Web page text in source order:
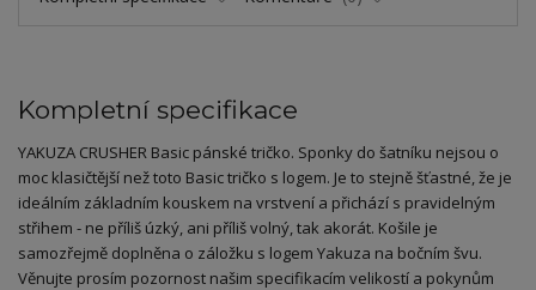
Kompletní specifikace
YAKUZA CRUSHER Basic pánské tričko. Sponky do šatníku nejsou o
moc klasičtější než toto Basic tričko s logem. Je to stejně šťastné, že je
ideálním základním kouskem na vrstvení a přichází s pravidelným
střihem - ne příliš úzký, ani příliš volný, tak akorát. Košile je
samozřejmě doplněna o záložku s logem Yakuza na bočním švu.
Věnujte prosím pozornost našim specifikacím velikostí a pokynům